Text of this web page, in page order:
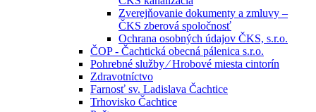
Zverejňovanie dokumenty a zmluvy –
ČKS zberová spoločnosť
Ochrana osobných údajov ČKS, s.r.o.
ČOP - Čachtická obecná pálenica s.r.o.
Pohrebné služby ⁄ Hrobové miesta cintorín
Zdravotníctvo
Farnosť sv. Ladislava Čachtice
Trhovisko Čachtice